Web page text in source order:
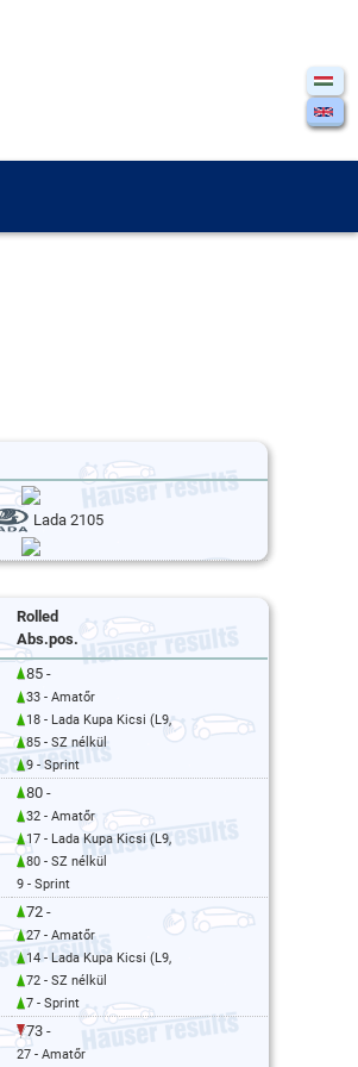
Lada 2105
Rolled
Abs.pos.
85 -
33 - Amatőr
18 - Lada Kupa Kicsi (L9,
85 - SZ nélkül
9 - Sprint
80 -
32 - Amatőr
17 - Lada Kupa Kicsi (L9,
80 - SZ nélkül
9 - Sprint
72 -
27 - Amatőr
14 - Lada Kupa Kicsi (L9,
72 - SZ nélkül
7 - Sprint
73 -
27 - Amatőr